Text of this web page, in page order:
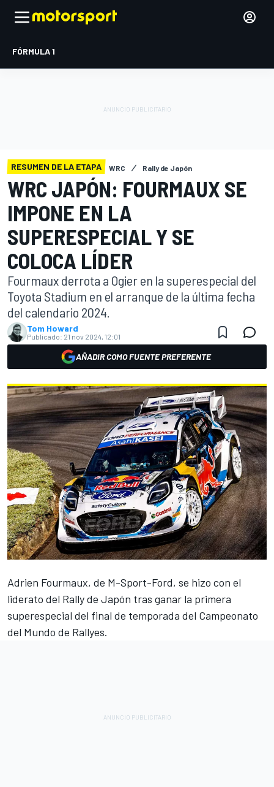
FÓRMULA 1
RESUMEN DE LA ETAPA WRC Rally de Japón
WRC JAPÓN: FOURMAUX SE
IMPONE EN LA
SUPERESPECIAL Y SE
COLOCA LÍDER
Fourmaux derrota a Ogier en la superespecial del
Toyota Stadium en el arranque de la última fecha
del calendario 2024.
Tom Howard
Publicado: 21 nov 2024, 12:01
AÑADIR COMO FUENTE PREFERENTE
Adrien Fourmaux, de M-Sport-Ford, se hizo con el
liderato del Rally de Japón tras ganar la primera
superespecial del final de temporada del Campeonato
del Mundo de Rallyes.